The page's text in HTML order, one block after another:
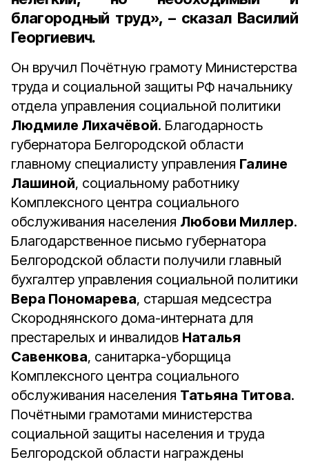
благородный труд», – сказал Василий
Георгиевич.
Он вручил Почётную грамоту Министерства
труда и социальной защиты РФ начальнику
отдела управления социальной политики
Людмиле Лихачёвой. Благодарность
губернатора Белгородской области
главному специалисту управления Галине
Лашиной, социальному работнику
Комплексного центра социального
обслуживания населения Любови Миллер.
Благодарственное письмо губернатора
Белгородской области получили главный
бухгалтер управления социальной политики
Вера Пономарева, старшая медсестра
Скороднянского дома-интерната для
престарелых и инвалидов Наталья
Савенкова, санитарка-уборщица
Комплексного центра социального
обслуживания населения Татьяна Титова.
Почётными грамотами министерства
социальной защиты населения и труда
Белгородской области награждены